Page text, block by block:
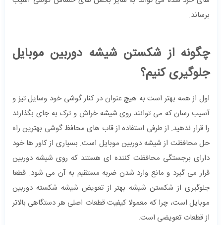
برساند.
چگونه از شکستن شیشه دوربین موبایل
جلوگیری کنیم؟
اول از همه بهتر است به هیچ عنوان در کنار گوشی خود وسایل تیز و
آسیب رسان که می توانند روی شیشه خراش و ترک به جای بگذارند
را قرار ندهید. از طرفی استفاده از قاب های محافظ گوشی بهترین راه
حل محافظت از شیشه دوربین موبایل است. بسیاری از کاور ها خود
دارای برجستگی محافظت کننده ای هستند که روی شیشه دوربین
قرار می گیرد و مانع وارد شدن ضربه مستقیم به آن می شود. قطعا
جلوگیری از شکستن شیشه بهتر از تعویض شیشه شکسته دوربین
موبایل است، چرا که معمولا کیفیت قطعات اصلی هر دستگاهی بالاتر
از قطعات تعویضی است.